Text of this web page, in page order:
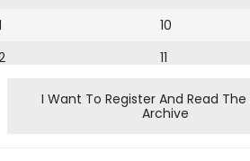
10
11
12
13
I Want To Register And Read
Archive